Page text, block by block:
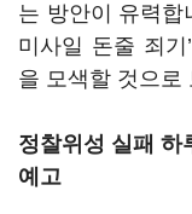
는 방안이 유력합
미사일 돈줄 죄
을 모색할 것으로
정찰위성 실패 하
예고